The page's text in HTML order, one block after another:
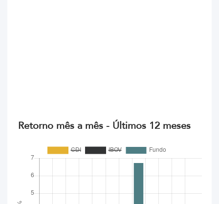
Retorno mês a mês - Últimos 12 meses